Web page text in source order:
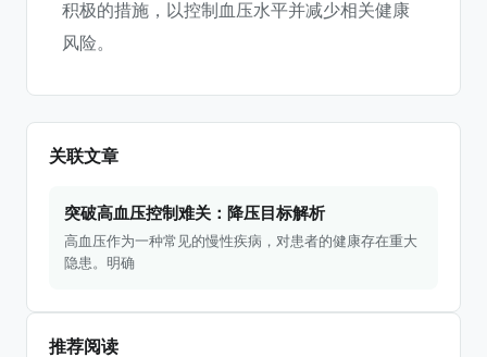
积极的措施，以控制血压水平并减少相关健康
风险。
关联文章
突破高血压控制难关：降压目标解析
高血压作为一种常见的慢性疾病，对患者的健康存在重大
隐患。明确
推荐阅读